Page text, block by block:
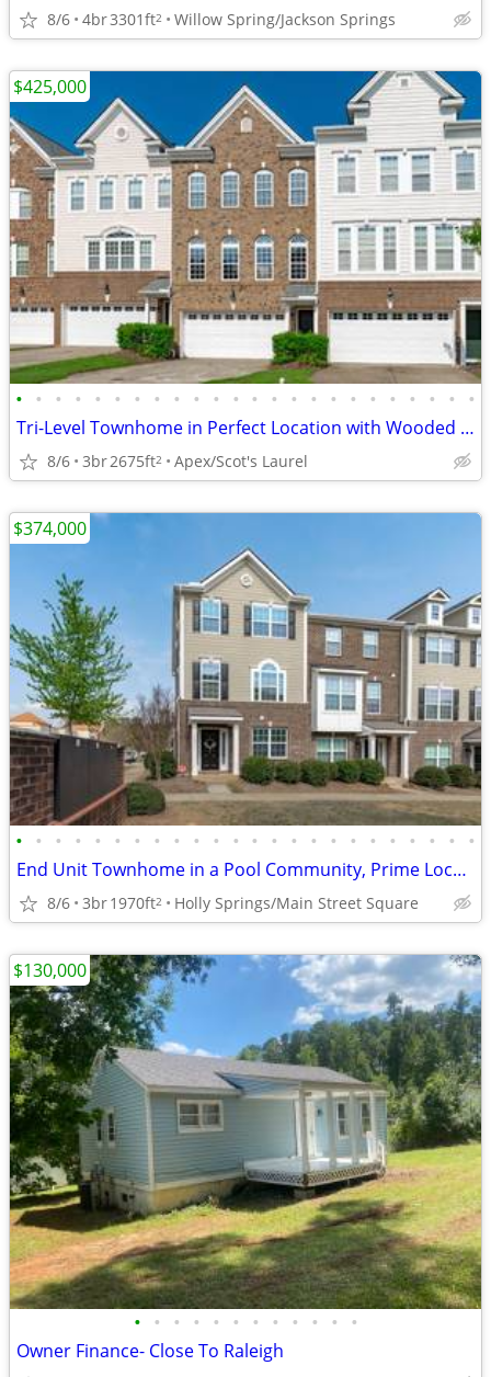
8/6 4br3301ft2 Willow Spring/Jackson Springs
• • • • • • • • • • • • • • • • • • • • • • • •
Tri-Level Townhome in Perfect Location with Wooded Views
8/6 3br2675ft2 Apex/Scot's Laurel
$425,000
• • • • • • • • • • • • • • • • • • • • • • • •
End Unit Townhome in a Pool Community, Prime Location
8/6 3br1970ft2 Holly Springs/Main Street Square
$374,000
• • • • • • • • • • • •
Owner Finance- Close To Raleigh
$130,000